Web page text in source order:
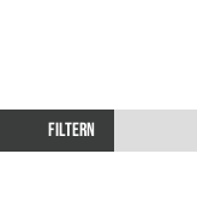
FILTERN